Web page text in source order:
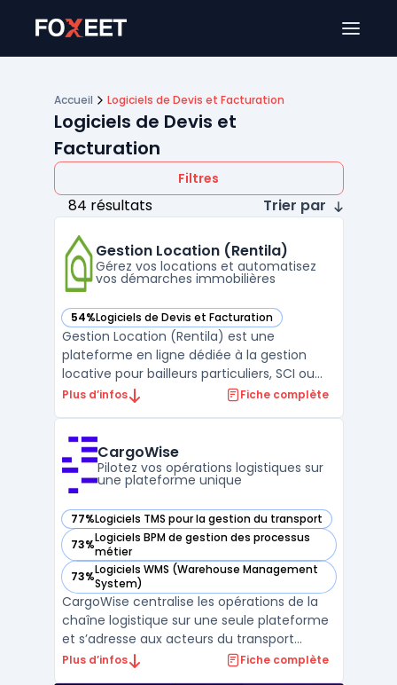
Accueil Logiciels de Devis et Facturation
Logiciels de Devis et
Facturation
Filtres
84 résultats Trier par
Gestion Location (Rentila)
Gérez vos locations et automatisez
vos démarches immobilières
54%Logiciels de Devis et Facturation
— voir Gestion Location (Rentila) dans cette catégorie
Gestion Location (Rentila) est une
plateforme en ligne dédiée à la gestion
locative pour bailleurs particuliers, SCI ou
petites sociétés. L’outil centralise les étapes
contrats, automatisation des documents
réglement ...
Plus d’infos Fiche complète
CargoWise
Pilotez vos opérations logistiques sur
une plateforme unique
77%Logiciels TMS pour la gestion du transport
— voir CargoWise dans cette catégorie
73%Logiciels BPM de gestion des processus
métier
— voir CargoWise dans cette catégorie
73%Logiciels WMS (Warehouse Management
System)
— voir CargoWise dans cette catégorie
CargoWise centralise les opérations de la
chaîne logistique sur une seule plateforme
et s’adresse aux acteurs du transport
international. Dans un contexte où la
Plus d’infos Fiche complète